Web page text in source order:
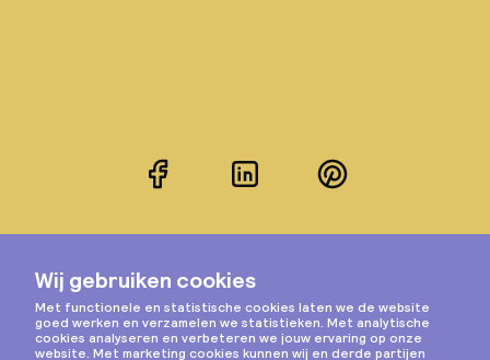
FacebookLinkedInPinterest
Instagram